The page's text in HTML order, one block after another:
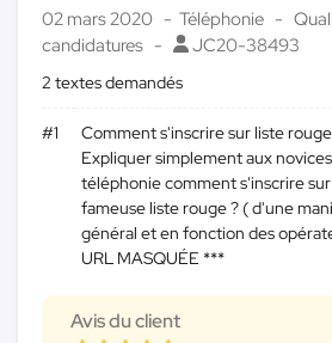
02 mars 2020 Téléphonie
candidatures
JC20-38493
2 textes demandés
#1
Comment s'inscrire sur liste
Expliquer simplement aux
téléphonie comment s'inscrire
fameuse liste rouge ? ( d'une
général et en fonction des
URL MASQUÉE ***
Avis du client